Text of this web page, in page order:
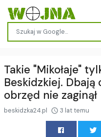
Takie "Mikołaje"
Beskidzkiej.
obrzęd nie zaginął
beskidzka24.pl 3 lat temu